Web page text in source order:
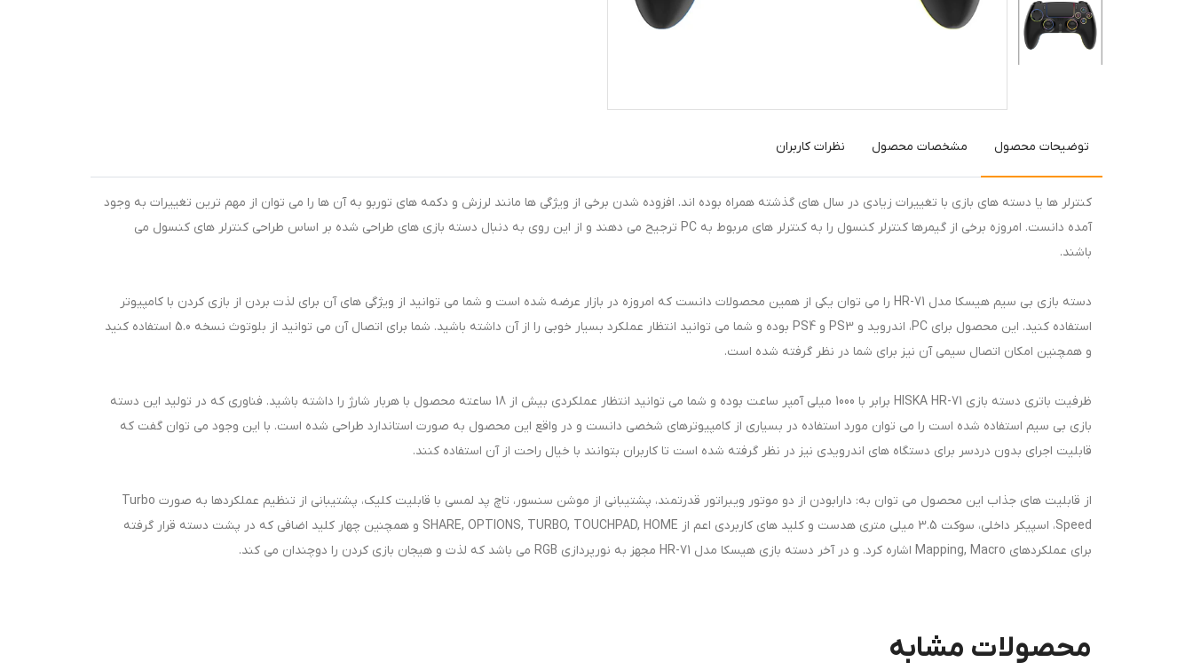
توضیحات محصول مشخصات محصول نظرات کاربران
کنترلر ها یا دسته های بازی با تغییرات زیادی در سال های گذشته همراه بوده اند. افزوده شدن برخی از ویژگی ها مانند لرزش و دکمه های توربو به آن ها را می توان از مهم ترین تغییرات به وجود
آمده دانست. امروزه برخی از گیمرها کنترلر کنسول را به کنترلر های مربوط به PC ترجیح می دهند و از این روی به دنبال دسته بازی های طراحی شده بر اساس طراحی کنترلر های کنسول می
باشند.
دسته بازی بی سیم هیسکا مدل HR-71 را می توان یکی از همین محصولات دانست که امروزه در بازار عرضه شده است و شما می توانید از ویژگی های آن برای لذت بردن از بازی کردن با کامپیوتر
استفاده کنید. این محصول برای PC، اندروید و PS3 و PS4 بوده و شما می توانید انتظار عملکرد بسیار خوبی را از آن داشته باشید. شما برای اتصال آن می توانید از بلوتوث نسخه 5.0 استفاده کنید
و همچنین امکان اتصال سیمی آن نیز برای شما در نظر گرفته شده است.
ظرفیت باتری دسته بازی HISKA HR-71 برابر با 1000 میلی آمپر ساعت بوده و شما می توانید انتظار عملکردی بیش از 18 ساعته محصول با هربار شارژ را داشته باشید. فناوری که در تولید این دسته
بازی بی سیم استفاده شده است را می توان مورد استفاده در بسیاری از کامپیوترهای شخصی دانست و در واقع این محصول به صورت استاندارد طراحی شده است. با این وجود می توان گفت که
قابلیت اجرای بدون دردسر برای دستگاه های اندرویدی نیز در نظر گرفته شده است تا کاربران بتوانند با خیال راحت از آن استفاده کنند.
از قابلیت های جذاب این محصول می توان به: دارابودن از دو موتور ویبراتور قدرتمند، پشتیبانی از موشن سنسور، تاچ پد لمسی با قابلیت کلیک، پشتیبانی از تنظیم عملکردها به صورت Turbo
Speed، اسپیکر داخلی، سوکت 3.5 میلی متری هدست و کلید های کاربردی اعم از SHARE, OPTIONS, TURBO, TOUCHPAD, HOME و همچنین چهار کلید اضافی که در پشت دسته قرار گرفته
برای عملکردهای Mapping, Macro اشاره کرد. و در آخر دسته بازی هیسکا مدل HR-71 مجهز به نورپردازی RGB می باشد که لذت و هیجان بازی کردن را دوچندان می کند.
محصولات مشابه